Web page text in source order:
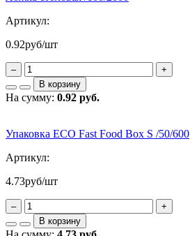
Артикул:
0.92руб/шт
–
+
В корзину
На сумму: 0.92 руб.
Упаковка ECO Fast Food Box S /50/600
Артикул:
4.73руб/шт
–
+
В корзину